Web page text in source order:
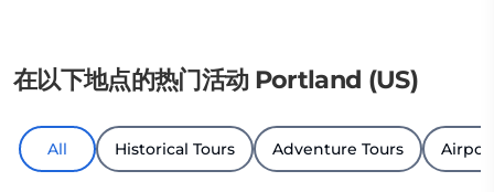
在以下地点的热门活动 Portland (US)
All Historical Tours Adventure Tours